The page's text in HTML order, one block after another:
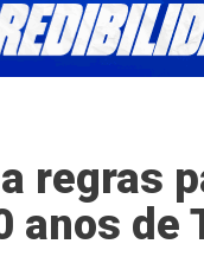
regras
anos de